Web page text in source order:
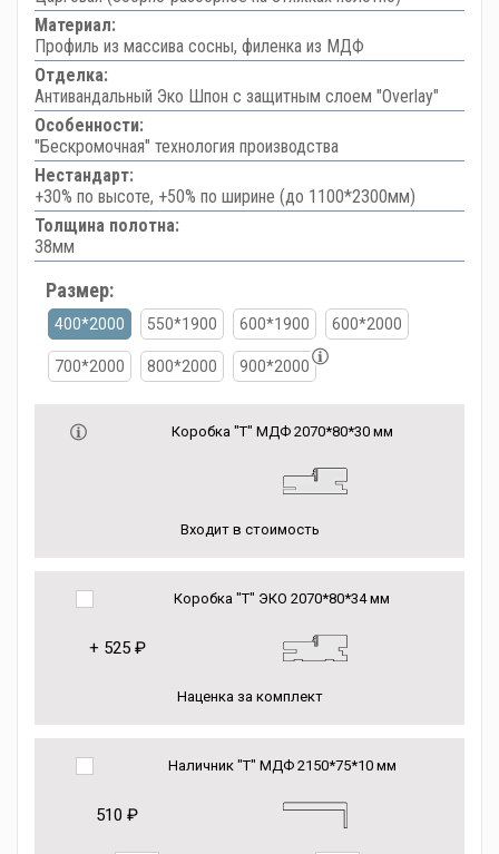
Материал:
Профиль из массива сосны, филенка из МДФ
Отделка:
Антивандальный Эко Шпон с защитным слоем "Overlay"
Особенности:
"Бескромочная" технология производства
Нестандарт:
+30% по высоте, +50% по ширине (до 1100*2300мм)
Толщина полотна:
38мм
Размер:
400*2000 550*1900 600*1900 600*2000
700*2000 800*2000 900*2000
Коробка "Т" МДФ 2070*80*30 мм
Входит в стоимость
Коробка "Т" ЭКО 2070*80*34 мм
+ 525 ₽
Наценка за комплект
Наличник "Т" МДФ 2150*75*10 мм
510 ₽